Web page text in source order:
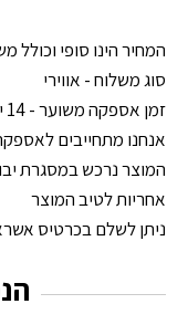
המחיר הינו סופי וכולל
סוג משלוח - אווירי
זמן אספקה משוער - 14 ימי עסקים
אנחנו מתחייבים
המוצר נרכש במסגרת
אחריות לטיב המוצר
ניתן לשלם בכרטיס אשראי עד 12 תשלומים